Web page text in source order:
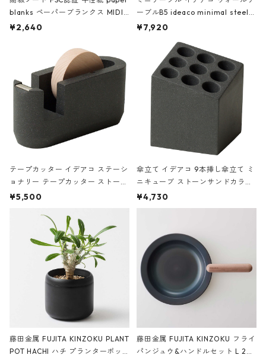
blanks ペーパーブランクス MIDI
ハードカバー 罫線 ヴァン・ゴッホ
¥2,640
ーブルB5 ideaco minimal steel f
urniture WALL Table B5 ネイビー
¥7,920
テープカッター イデアコ ステーシ
ョナリー テープカッター ストーン
サンドカラー 石調 ideaco Station
¥5,500
傘立て イデアコ 9本挿し傘立て ミ
ニキューブ ストーンサンドカラー
石調 ideaco Umbrella Stand CUB
E ストーンサンドブラック
¥4,730
藤田金属 FUJITA KINZOKU PLANT
POT HACHI ハチ プランターポッ
藤田金属 FUJITA KINZOKU フライ
パンジュウ&ハンドルセット L 24c